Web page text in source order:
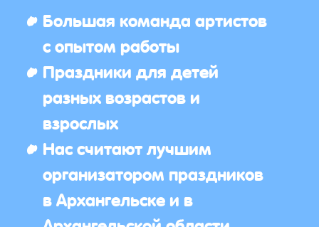
Большая команда артистов
с опытом работы
Праздники для детей
разных возрастов и
взрослых
Нас считают лучшим
организатором праздников
в Архангельске и в